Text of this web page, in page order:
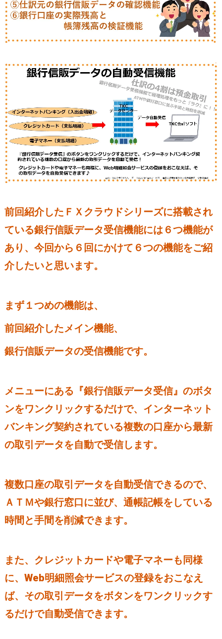
前回紹介したＦＸクラウドシリーズに搭載され
ている銀行信販データ受信機能には６つ機能が
あり、今回から６回にかけて６つの機能をご紹
介したいと思います。
まず１つめの機能は、
前回紹介したメイン機能、
銀行信販データの受信機能です。
メニューにある『銀行信販データ受信』のボタ
ンをワンクリックするだけで、インターネット
バンキング契約されている複数の口座から最新
の取引データを自動で受信します。
複数口座の取引データを自動受信できるので、
ＡＴＭや銀行窓口に並び、通帳記帳をしている
時間と手間を削減できます。
また、クレジットカードや電子マネーも同様
に、Web明細照会サービスの登録をおこなえ
ば、その取引データをボタンをワンクリックす
るだけで自動受信できます。